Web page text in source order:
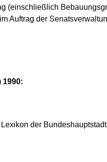
(einschließlich
Auftrag der
1990:
der